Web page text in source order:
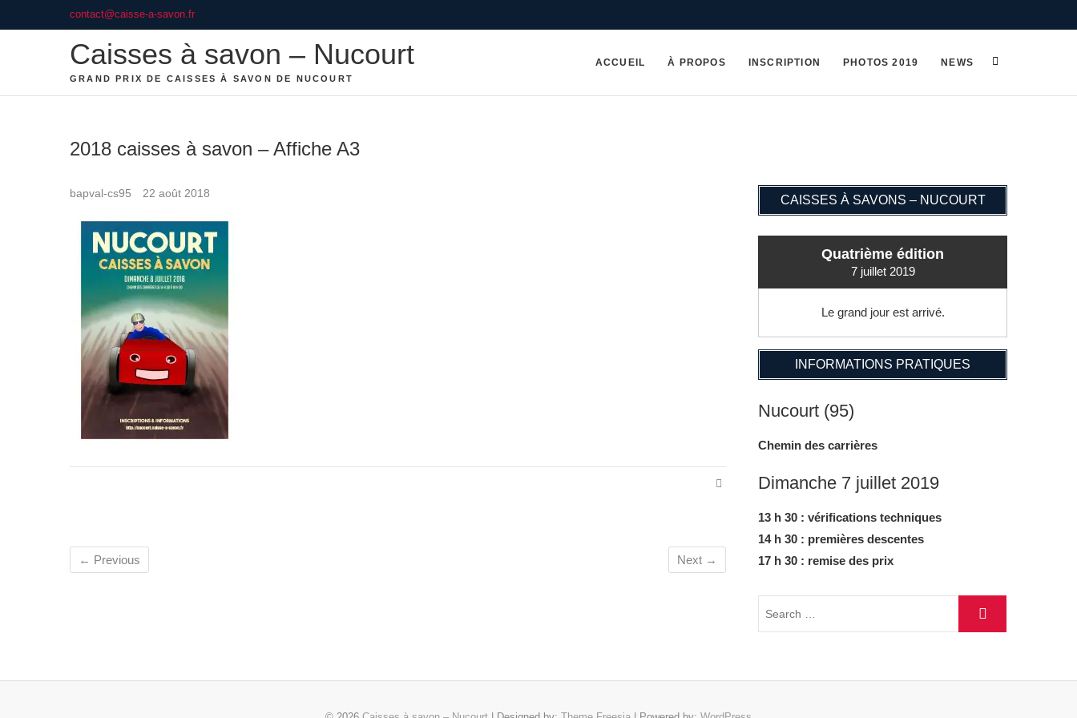
to
contact@caisse-a-savon.fr
Caisses à savon – Nucourt
GRAND PRIX DE CAISSES À SAVON DE NUCOURT
ACCUEIL À PROPOS INSCRIPTION PHOTOS 2019 NEWS
2018 caisses à savon – Affiche A3
bapval-cs95 22 août 2018
← Previous Next →
CAISSES À SAVONS – NUCOURT
Quatrième édition
7 juillet 2019
Le grand jour est arrivé.
INFORMATIONS PRATIQUES
Nucourt (95)
Chemin des carrières
Dimanche 7 juillet 2019
13 h 30 : vérifications techniques
14 h 30 : premières descentes
17 h 30 : remise des prix